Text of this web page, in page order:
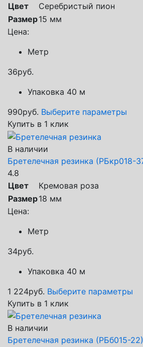
Цвет
Серебристый пион
Размер15 мм
Цена:
Метр
36руб.
Упаковка 40 м
990руб. Выберите параметры
Купить в 1 клик
В наличии
Бретелечная резинка (РБкр018-
4.8
Цвет
Кремовая роза
Размер18 мм
Цена:
Метр
34руб.
Упаковка 40 м
1 224руб. Выберите параметры
Купить в 1 клик
В наличии
Бретелечная резинка (РБб015-22)